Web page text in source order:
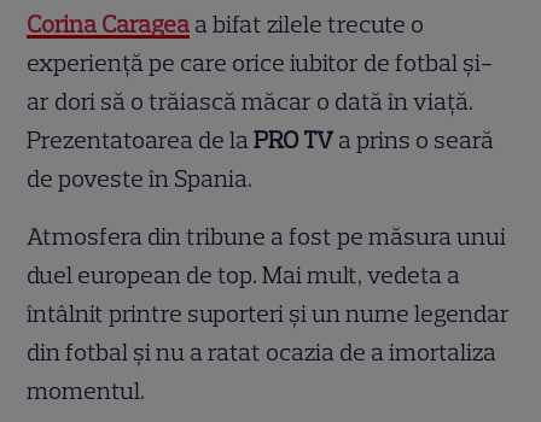
Corina Caragea a bifat zilele trecute o
experiență pe care orice iubitor de fotbal și-
ar dori să o trăiască măcar o dată în viață.
Prezentatoarea de laPRO TV a prins o seară
de poveste în Spania.
Atmosfera din tribune a fost pe măsura unui
duel european de top. Mai mult, vedeta a
întâlnit printre suporteri și un nume legendar
din fotbal și nu a ratat ocazia de a imortaliza
momentul.